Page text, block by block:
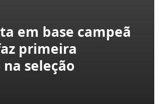
em base campeã
primeira
seleção